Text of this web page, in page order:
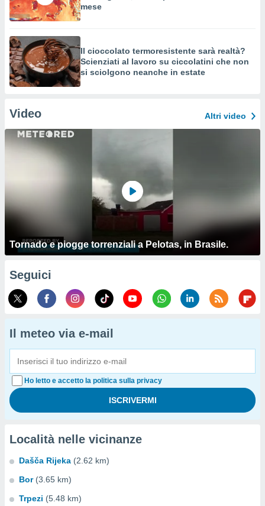
mese
Il cioccolato termoresistente sarà realtà?
Scienziati al lavoro su ciccolatini che non
si sciolgono neanche in estate
Video Altri video
Tornado e piogge torrenziali a Pelotas, in Brasile.
Seguici
Il meteo via e-mail
Ho letto e accetto la politica sulla privacy
Località nelle vicinanze
Dašča Rijeka (2.62 km)
Bor (3.65 km)
Trpezi (5.48 km)